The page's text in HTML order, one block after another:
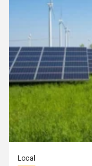
Local